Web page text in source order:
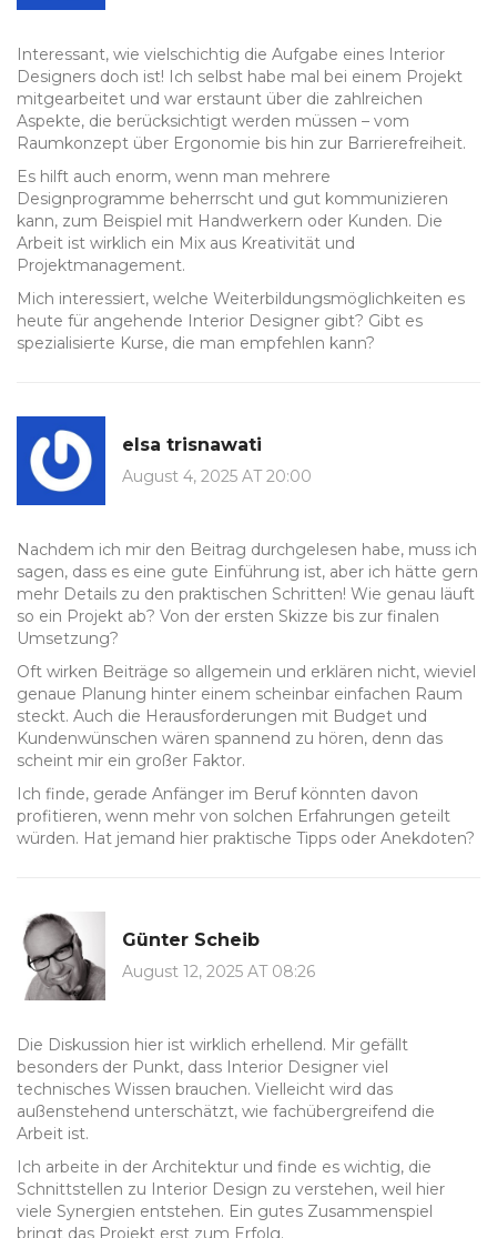
Interessant, wie vielschichtig die Aufgabe eines Interior
Designers doch ist! Ich selbst habe mal bei einem Projekt
mitgearbeitet und war erstaunt über die zahlreichen
Aspekte, die berücksichtigt werden müssen – vom
Raumkonzept über Ergonomie bis hin zur Barrierefreiheit.
Es hilft auch enorm, wenn man mehrere
Designprogramme beherrscht und gut kommunizieren
kann, zum Beispiel mit Handwerkern oder Kunden. Die
Arbeit ist wirklich ein Mix aus Kreativität und
Projektmanagement.
Mich interessiert, welche Weiterbildungsmöglichkeiten es
heute für angehende Interior Designer gibt? Gibt es
spezialisierte Kurse, die man empfehlen kann?
elsa trisnawati
August 4, 2025 AT 20:00
Nachdem ich mir den Beitrag durchgelesen habe, muss ich
sagen, dass es eine gute Einführung ist, aber ich hätte gern
mehr Details zu den praktischen Schritten! Wie genau läuft
so ein Projekt ab? Von der ersten Skizze bis zur finalen
Umsetzung?
Oft wirken Beiträge so allgemein und erklären nicht, wieviel
genaue Planung hinter einem scheinbar einfachen Raum
steckt. Auch die Herausforderungen mit Budget und
Kundenwünschen wären spannend zu hören, denn das
scheint mir ein großer Faktor.
Ich finde, gerade Anfänger im Beruf könnten davon
profitieren, wenn mehr von solchen Erfahrungen geteilt
würden. Hat jemand hier praktische Tipps oder Anekdoten?
Günter Scheib
August 12, 2025 AT 08:26
Die Diskussion hier ist wirklich erhellend. Mir gefällt
besonders der Punkt, dass Interior Designer viel
technisches Wissen brauchen. Vielleicht wird das
außenstehend unterschätzt, wie fachübergreifend die
Arbeit ist.
Ich arbeite in der Architektur und finde es wichtig, die
Schnittstellen zu Interior Design zu verstehen, weil hier
viele Synergien entstehen. Ein gutes Zusammenspiel
bringt das Projekt erst zum Erfolg.